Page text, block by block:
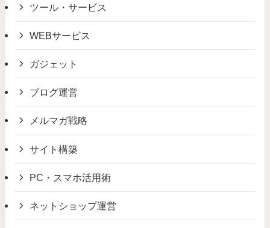
ツール・サービス
WEBサービス
ガジェット
ブログ運営
メルマガ戦略
サイト構築
PC・スマホ活用術
ネットショップ運営